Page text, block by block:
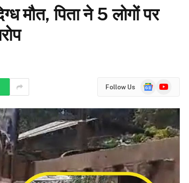
मौत, पिता ने 5 लोगों पर
Follow Us
GoogleYouTube